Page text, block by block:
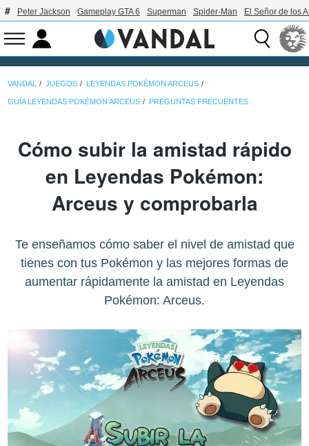
Peter Jackson Gameplay GTA 6 Superman Spider-Man El Señor de los
VANDAL JUEGOS LEYENDAS POKÉMON ARCEUS
GUÍA LEYENDAS POKÉMON ARCEUS PREGUNTAS FRECUENTES
Cómo subir la amistad rápido
en Leyendas Pokémon:
Arceus y comprobarla
Te enseñamos cómo saber el nivel de amistad que
tienes con tus Pokémon y las mejores formas de
aumentar rápidamente la amistad en Leyendas
Pokémon: Arceus.